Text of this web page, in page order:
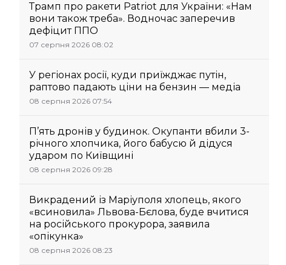
Трамп про ракети Patriot для України: «Нам
вони також треба». Водночас заперечив
дефіцит ППО
07 серпня 2026 08:02
У регіонах росії, куди приїжджає путін,
раптово падають ціни на бензин — медіа
08 серпня 2026 07:54
П’ять дронів у будинок. Окупанти вбили 3-
річного хлопчика, його бабусю й дідуся
ударом по Київщині
08 серпня 2026 09:28
Викрадений із Маріуполя хлопець, якого
«всиновила» Львова-Бєлова, буде вчитися
на російського прокурора, заявила
«опікунка»
08 серпня 2026 08:23